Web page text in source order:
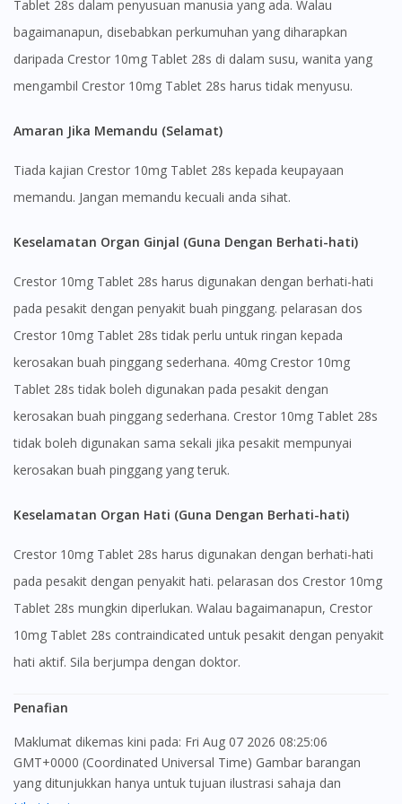
Tablet 28s dalam penyusuan manusia yang ada. Walau
bagaimanapun, disebabkan perkumuhan yang diharapkan
daripada Crestor 10mg Tablet 28s di dalam susu, wanita yang
mengambil Crestor 10mg Tablet 28s harus tidak menyusu.
Amaran Jika Memandu (Selamat)
Tiada kajian Crestor 10mg Tablet 28s kepada keupayaan
memandu. Jangan memandu kecuali anda sihat.
Keselamatan Organ Ginjal (Guna Dengan Berhati-hati)
Crestor 10mg Tablet 28s harus digunakan dengan berhati-hati
pada pesakit dengan penyakit buah pinggang. pelarasan dos
Crestor 10mg Tablet 28s tidak perlu untuk ringan kepada
kerosakan buah pinggang sederhana. 40mg Crestor 10mg
Tablet 28s tidak boleh digunakan pada pesakit dengan
kerosakan buah pinggang sederhana. Crestor 10mg Tablet 28s
tidak boleh digunakan sama sekali jika pesakit mempunyai
kerosakan buah pinggang yang teruk.
Keselamatan Organ Hati (Guna Dengan Berhati-hati)
Crestor 10mg Tablet 28s harus digunakan dengan berhati-hati
pada pesakit dengan penyakit hati. pelarasan dos Crestor 10mg
Tablet 28s mungkin diperlukan. Walau bagaimanapun, Crestor
10mg Tablet 28s contraindicated untuk pesakit dengan penyakit
hati aktif. Sila berjumpa dengan doktor.
Penafian
Maklumat dikemas kini pada: Fri Aug 07 2026 08:25:06
GMT+0000 (Coordinated Universal Time) Gambar barangan
yang ditunjukkan hanya untuk tujuan ilustrasi sahaja dan